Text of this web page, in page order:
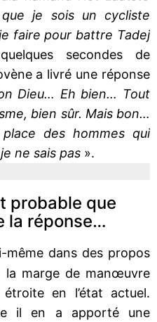
que je sois un cycliste
faire pour battre Tadej
secondes de
a livré une réponse
Dieu… Eh bien… Tout
bien sûr. Mais bon…
des hommes qui
ne sais pas ».
probable que
la réponse…
même dans des propos
la marge de manœuvre
en l’état actuel.
il en a apporté une